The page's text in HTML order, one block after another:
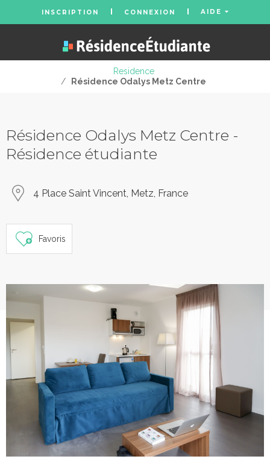
INSCRIPTION CONNEXION AIDE
Residence
/
Résidence Odalys Metz Centre
Résidence Odalys Metz Centre -
Résidence étudiante
4 Place Saint Vincent, Metz, France
Favoris